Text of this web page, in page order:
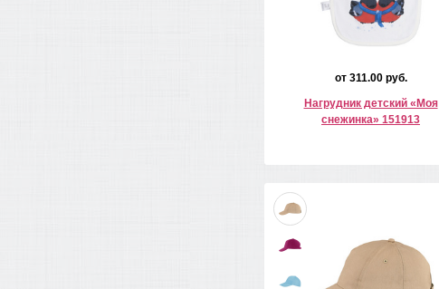
от 311.00 руб.
Нагрудник детский «Моя
снежинка» 151913